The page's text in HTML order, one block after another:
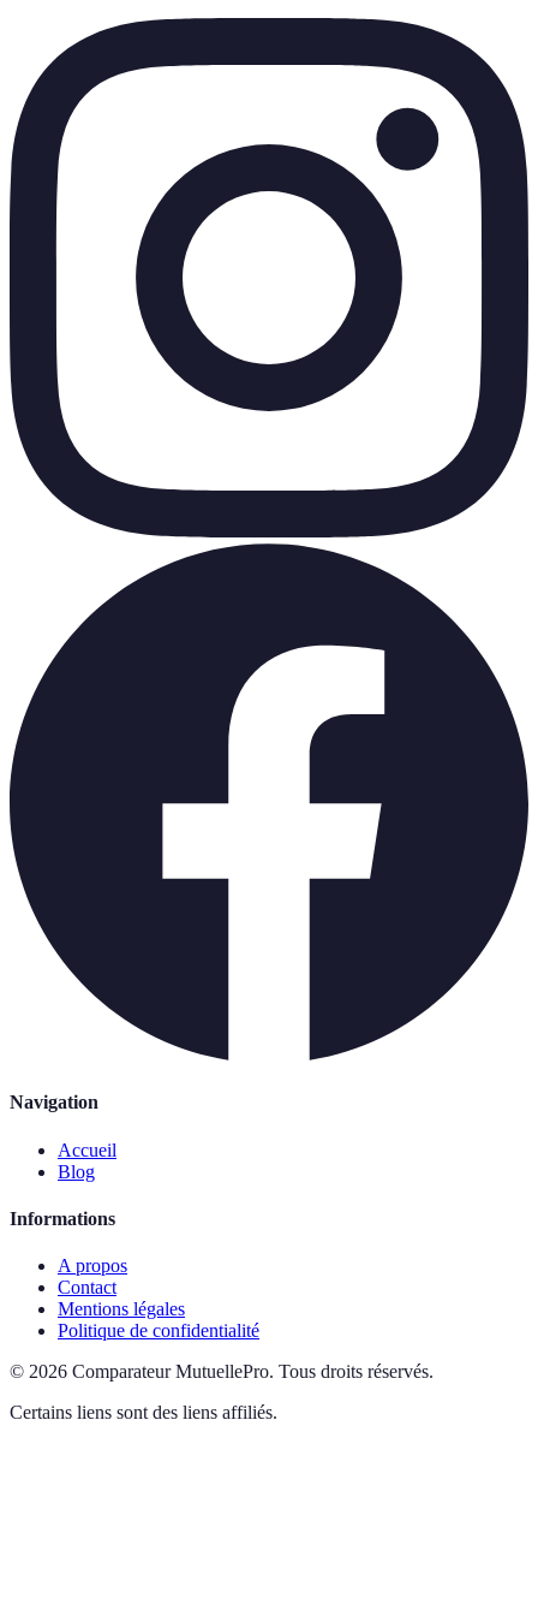
Navigation
Accueil
Blog
Informations
A propos
Contact
Mentions légales
Politique de confidentialité
© 2026 Comparateur MutuellePro. Tous droits réservés.
Certains liens sont des liens affiliés.